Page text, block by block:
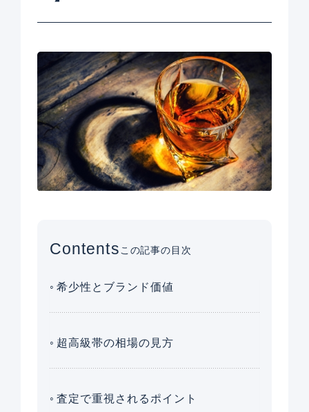
Contentsこの記事の目次
希少性とブランド価値
超高級帯の相場の見方
査定で重視されるポイント